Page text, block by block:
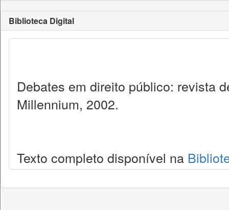
Biblioteca Digital
Debates em direito público: revista
Millennium, 2002.
Texto completo disponível na